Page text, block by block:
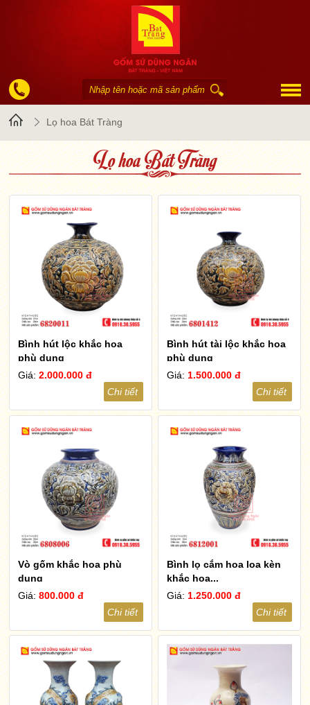
TrangLọ hoa Bát Tràng
Lọ hoa Bát Tràng
Bình hút lộc khắc hoa
phù dung
Giá:2.000.000 đ
Chi tiết
Bình hút tài lộc khắc hoa
phù dung
Giá:1.500.000 đ
Chi tiết
Vò gốm khắc hoa phù
dung
Giá:800.000 đ
Chi tiết
Bình lọ cắm hoa loa kèn
khắc hoa...
Giá: 1.250.000 đ
Chi tiết